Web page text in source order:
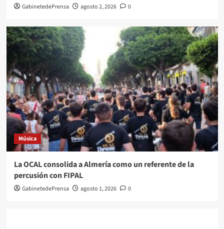
GabinetedePrensa agosto 2, 2026 0
Música
La OCAL consolida a Almería como un referente de la
percusión con FIPAL
GabinetedePrensa agosto 1, 2026 0